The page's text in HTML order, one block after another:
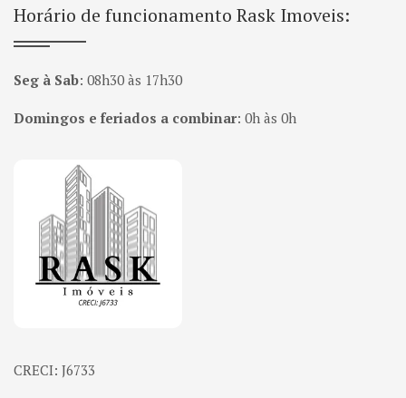
Horário de funcionamento Rask Imoveis:
Seg à Sab: 08h30 às 17h30
Domingos e feriados a combinar: 0h às 0h
Página inicial
CRECI: J6733